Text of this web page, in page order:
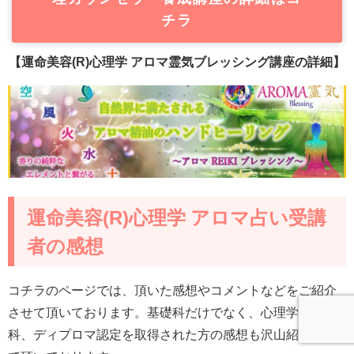
チラ
【運命美容(R)心理学 アロマ霊気ブレッシング講座の詳細】
運命美容(R)心理学 アロマ占い受講
者の感想
コチラのページでは、頂いた感想やコメントなどをご紹介
させて頂いております。基礎科だけでなく、心理学科や本
科、ディプロマ認定を取得された方の感想も沢山紹介させ